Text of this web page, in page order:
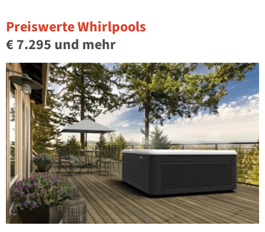
Preiswerte Whirlpools
€ 7.295 und mehr